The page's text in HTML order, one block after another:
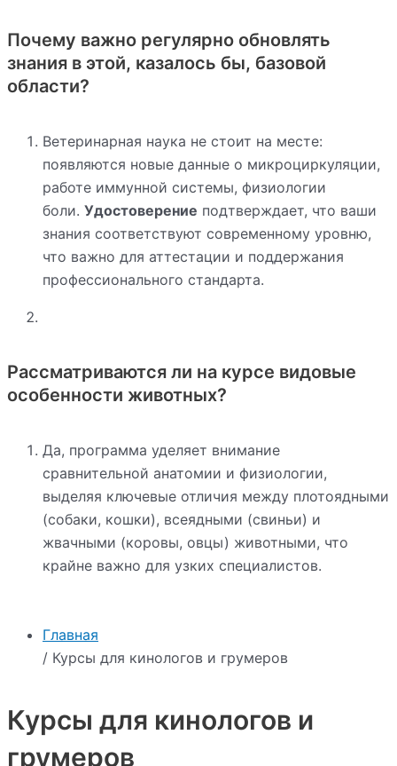
Главная
/ Курсы для кинологов и грумеров
Курсы для кинологов и
грумеров
Почему важно регулярно обновлять
знания в этой, казалось бы, базовой
области?
Ветеринарная наука не стоит на месте:
появляются новые данные о микроциркуляции,
работе иммунной системы, физиологии
боли. Удостоверение подтверждает, что ваши
знания соответствуют современному уровню,
что важно для аттестации и поддержания
профессионального стандарта.
Рассматриваются ли на курсе видовые
особенности животных?
Да, программа уделяет внимание
сравнительной анатомии и физиологии,
выделяя ключевые отличия между плотоядными
(собаки, кошки), всеядными (свиньи) и
жвачными (коровы, овцы) животными, что
крайне важно для узких специалистов.